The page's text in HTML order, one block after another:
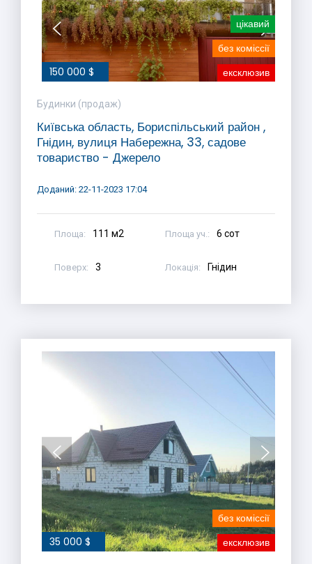
150 000 $ ексклюзив
без коміссії
цікавий
Будинки (продаж)
Київська область, Бориспільський район ,
Гнідин, вулиця Набережна, 33, садове
товариство - Джерело
Доданий: 22-11-2023 17:04
Площа: 111 м2 Площа уч.: 6 сот
Поверх: 3 Локація: Гнідин
35 000 $ ексклюзив
без коміссії